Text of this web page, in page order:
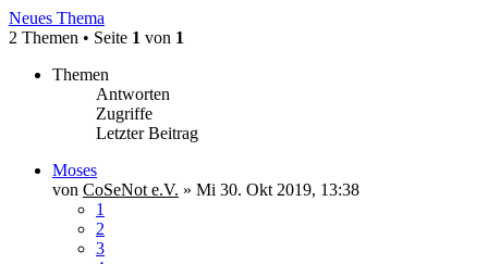
Neues Thema
2 Themen • Seite 1 von 1
Themen
Antworten
Zugriffe
Letzter Beitrag
Moses
von CoSeNot e.V. » Mi 30. Okt 2019, 13:38
1
2
3